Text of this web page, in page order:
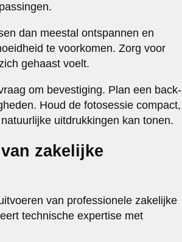
dan meestal ontspannen en
te voorkomen. Zorg voor
gehaast voelt.
om bevestiging. Plan een back-
Houd de fotosessie compact,
uitdrukkingen kan tonen.
zakelijke
van professionele zakelijke
technische expertise met